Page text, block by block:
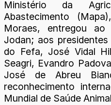
Ministério da
Abastecimento
Moraes, entregou ao
Jodan; aos
do Fefa, José Vidal
Seagri, Evandro
José de Abreu
reconhecimento
Mundial de Saúde